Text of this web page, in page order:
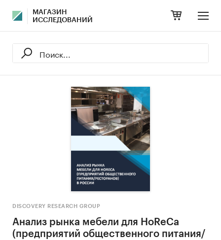
МАГАЗИН
ИССЛЕДОВАНИЙ
DISCOVERY RESEARCH GROUP
Анализ рынка мебели для HoReCa
(предприятий общественного питания/